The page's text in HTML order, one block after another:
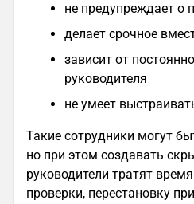
не предупреждает о
делает срочное
зависит от
руководителя
не умеет
Такие сотрудники могут
но при этом создавать
руководители тратят
проверки, перестановку